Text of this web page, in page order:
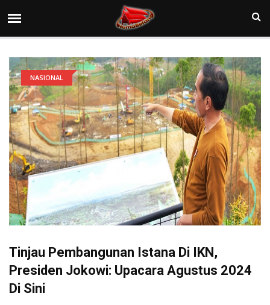
NASIONAL
Tinjau Pembangunan Istana Di IKN,
Presiden Jokowi: Upacara Agustus 2024
Di Sini